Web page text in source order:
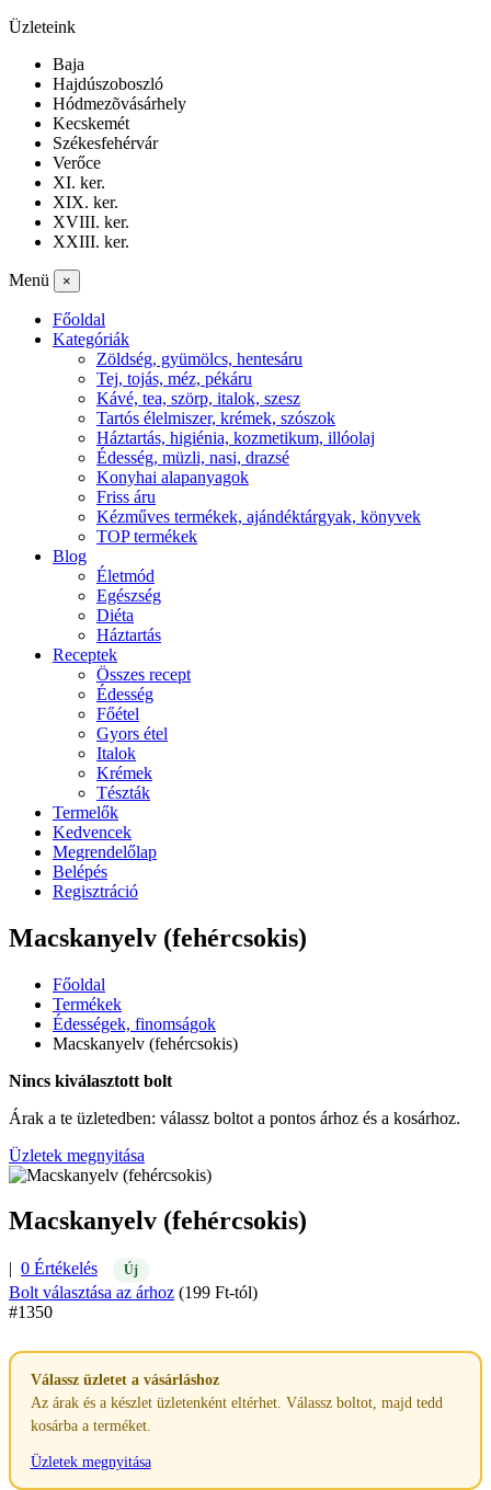
Üzleteink
Baja
Hajdúszoboszló
Hódmezõvásárhely
Kecskemét
Székesfehérvár
Verőce
XI. ker.
XIX. ker.
XVIII. ker.
XXIII. ker.
Menü ×
Főoldal
Kategóriák
Zöldség, gyümölcs, hentesáru
Tej, tojás, méz, pékáru
Kávé, tea, szörp, italok, szesz
Tartós élelmiszer, krémek, szószok
Háztartás, higiénia, kozmetikum, illóolaj
Édesség, müzli, nasi, drazsé
Konyhai alapanyagok
Friss áru
Kézműves termékek, ajándéktárgyak, könyvek
TOP termékek
Blog
Életmód
Egészség
Diéta
Háztartás
Receptek
Összes recept
Édesség
Főétel
Gyors étel
Italok
Krémek
Tészták
Termelők
Kedvencek
Megrendelőlap
Belépés
Regisztráció
Macskanyelv (fehércsokis)
Főoldal
Termékek
Édességek, finomságok
Macskanyelv (fehércsokis)
Nincs kiválasztott bolt
Árak a te üzletedben: válassz boltot a pontos árhoz és a kosárhoz.
Üzletek megnyitása
Macskanyelv (fehércsokis)
| 0 Értékelés Új
Bolt választása az árhoz (199 Ft-tól)
#1350
Válassz üzletet a vásárláshoz
Az árak és a készlet üzletenként eltérhet. Válassz boltot, majd tedd
kosárba a terméket.
Üzletek megnyitása